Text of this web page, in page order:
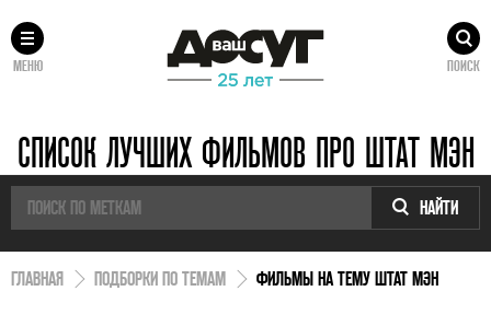
МЕНЮ ПОИСК
СПИСОК ЛУЧШИХ ФИЛЬМОВ ПРО ШТАТ МЭН
НАЙТИ
ГЛАВНАЯ ПОДБОРКИ ПО ТЕМАМ ФИЛЬМЫ НА ТЕМУ ШТАТ МЭН